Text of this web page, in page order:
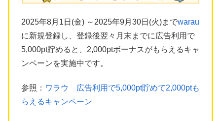
2025年8月1日(金) ～2025年9月30日(火)までwarau
に新規登録し、登録後翌々月末までに広告利用で
5,000pt貯めると、2,000ptボーナスがもらえるキャ
ンペーンを実施中です。
参照： ワラウ 広告利用で5,000pt貯めて2,000ptも
らえるキャンペーン